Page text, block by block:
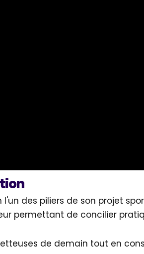
des piliers de son projet
permettant de concilier
de demain tout en